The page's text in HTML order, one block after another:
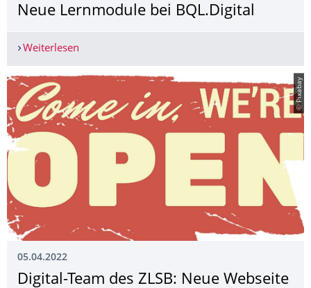
Neue Lernmodule bei BQL.Digital
Weiterlesen
© Pixabay
05.04.2022
Digital-Team des ZLSB: Neue Webseite